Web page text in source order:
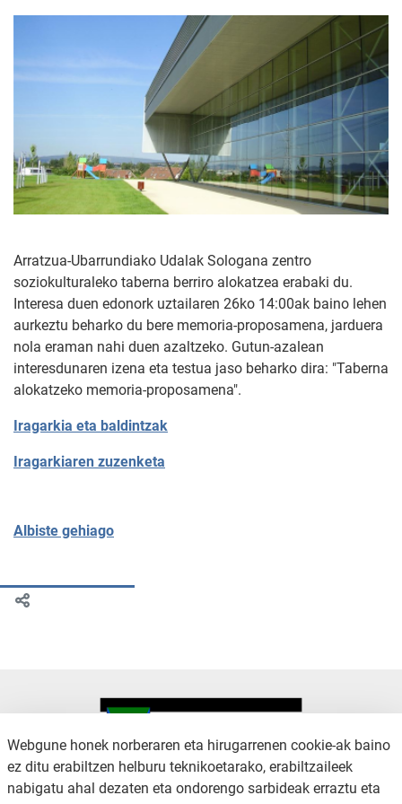
Arratzua-Ubarrundiako Udalak Sologana zentro
soziokulturaleko taberna berriro alokatzea erabaki du.
Interesa duen edonork uztailaren 26ko 14:00ak baino lehen
aurkeztu beharko du bere memoria-proposamena, jarduera
nola eraman nahi duen azaltzeko. Gutun-azalean
interesdunaren izena eta testua jaso beharko dira: "Taberna
alokatzeko memoria-proposamena".
Iragarkia eta baldintzak
Iragarkiaren zuzenketa
Albiste gehiago
Webgune honek norberaren eta hirugarrenen cookie-ak baino
ez ditu erabiltzen helburu teknikoetarako, erabiltzaileek
nabigatu ahal dezaten eta ondorengo sarbideak erraztu eta